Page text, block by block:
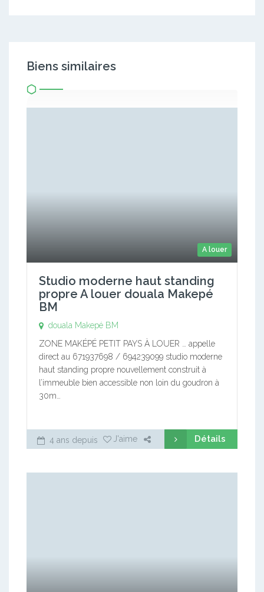
Biens similaires
A louer
Studio moderne haut standing
propre A louer douala Makepé
BM
douala Makepé BM
ZONE MAKÉPÉ PETIT PAYS À LOUER … appelle
direct au 671937698 / 694239099 studio moderne
haut standing propre nouvellement construit à
l’immeuble bien accessible non loin du goudron à
30m…
4 ans depuis J'aime Détails